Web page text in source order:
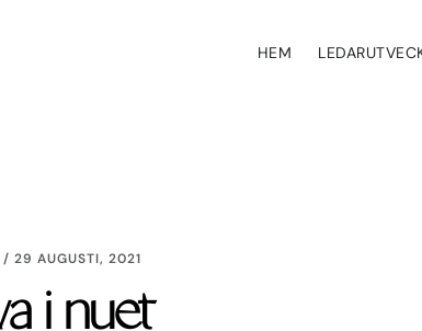
HEM
/ 29 AUGUSTI, 2021
i nuet